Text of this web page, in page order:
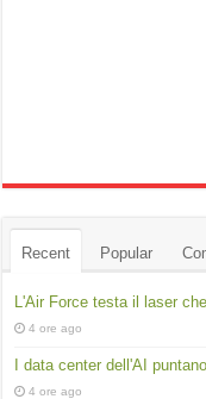
Recent Popular
L'Air Force testa il laser
4 ore ago
I data center dell'AI
4 ore ago